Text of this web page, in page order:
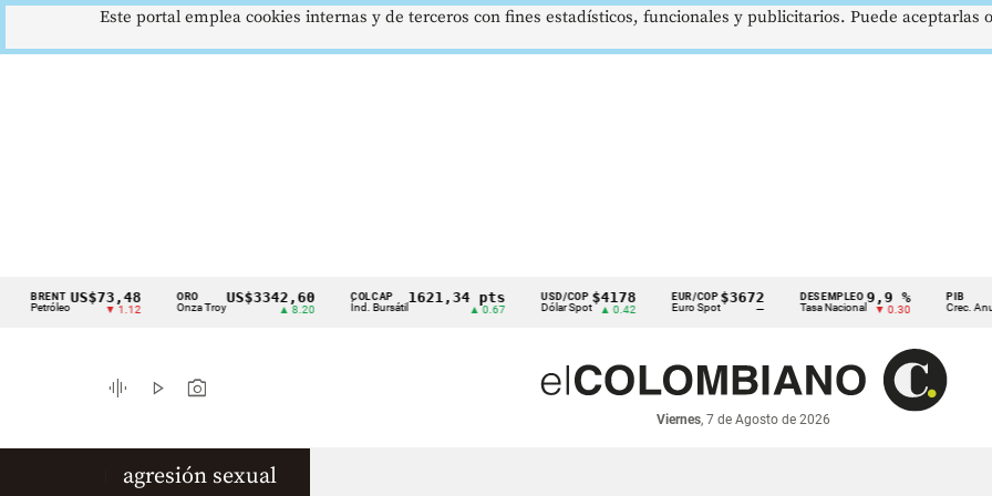
Cintillo
indicadores
económicos
BRENT
Petróleo
US$73,48
▼ 1.12 Onza Troy
US$3342,60
▲ 8.20
COLCAP
Índ. Bursátil
1621,34 pts
▲ 0.67
USD/COP
Dólar Spot
$4178
▲ 0.42
EUR/COP
Euro Spot
$3672 DESEMPLEO
Tasa Nacional
9,9 %
▼ 0.30 Crec. Anual
graphic_eq play_arrow photo_camera
Viernes, 7 de Agosto de 2026
agresión sexual
Este portal emplea cookies internas y de terceros con fines estadísticos, funcionales y publicitarios. Puede aceptarlas